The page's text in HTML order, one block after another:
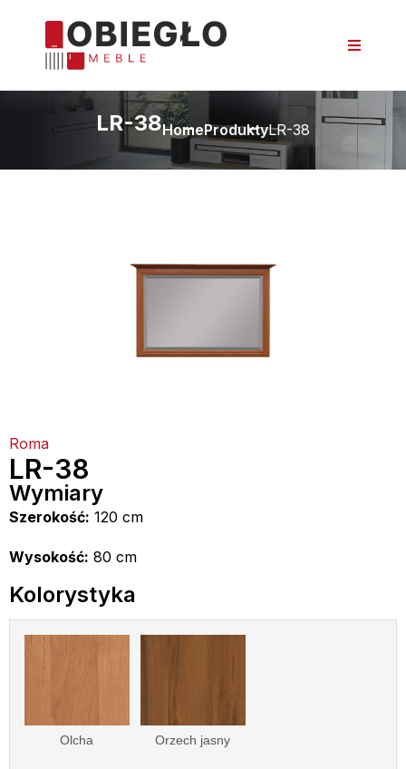
LR-38HomeProduktyLR-38
Roma
LR-38
Wymiary
Szerokość: 120 cm
Wysokość: 80 cm
Kolorystyka
Olcha Orzech jasny